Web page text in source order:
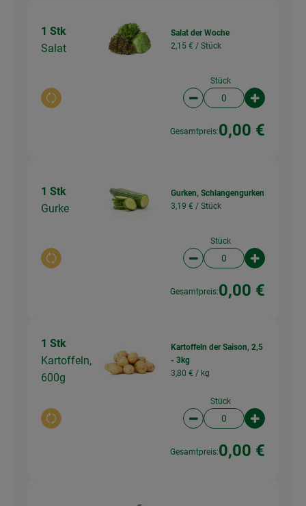
1 Stk
Salat
Auswahl ändern
Salat der Woche
2,15 € / Stück
Stück
Artikelanzahl
Gesamtpreis:0,00 €
1 Stk
Gurke
Auswahl ändern
Gurken, Schlangengurken
3,19 € / Stück
Stück
Artikelanzahl
Gesamtpreis:0,00 €
1 Stk
Kartoffeln,
600g
Auswahl ändern
Kartoffeln der Saison, 2,5
- 3kg
3,80 € / kg
Stück
Artikelanzahl
Gesamtpreis:0,00 €